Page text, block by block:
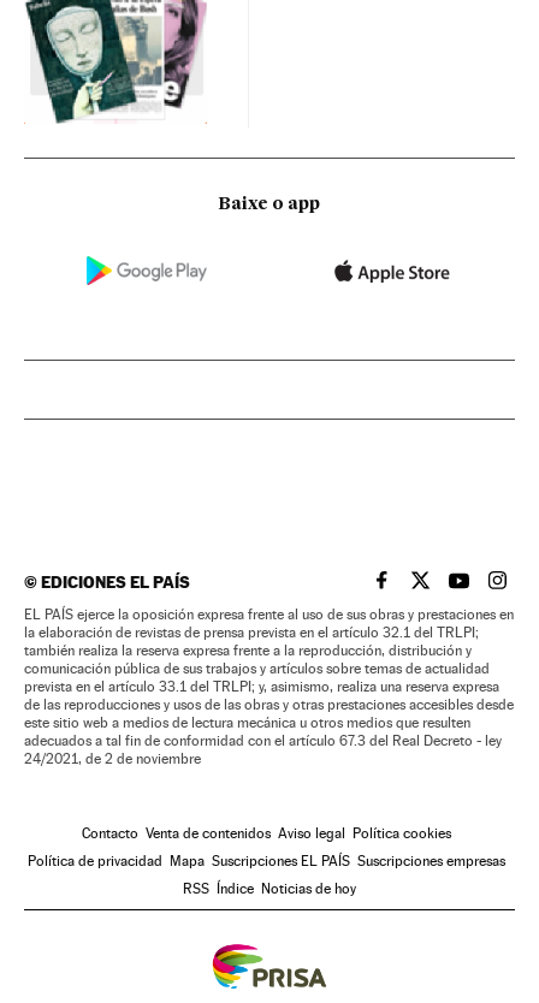
Baixe o app
©EDICIONES EL PAÍS EL PAÍS BRASIL EN
EL PAÍSEL PAÍS
EL
EL PAÍS ejerce la oposición expresa frente al uso de sus obras y prestaciones en
la elaboración de revistas de prensa prevista en el artículo 32.1 del TRLPI;
también realiza la reserva expresa frente a la reproducción, distribución y
comunicación pública de sus trabajos y artículos sobre temas de actualidad
prevista en el artículo 33.1 del TRLPI; y, asimismo, realiza una reserva expresa
de las reproducciones y usos de las obras y otras prestaciones accesibles desde
este sitio web a medios de lectura mecánica u otros medios que resulten
adecuados a tal fin de conformidad con el artículo 67.3 del Real Decreto - ley
24/2021, de 2 de noviembre
Contacto Venta de contenidos Aviso legal Política cookies
Política de privacidad Mapa Suscripciones EL PAÍS Suscripciones empresas
RSS Índice Noticias de hoy